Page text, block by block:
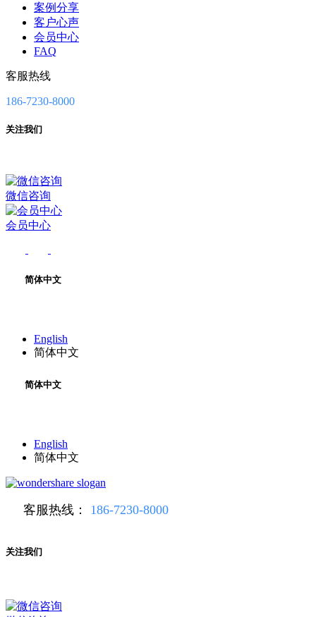
案例分享
客户心声
会员中心
FAQ
客服热线
186-7230-8000
关注我们
微信咨询
会员中心
简体中文
English
简体中文
简体中文
English
简体中文
客服热线： 186-7230-8000
关注我们